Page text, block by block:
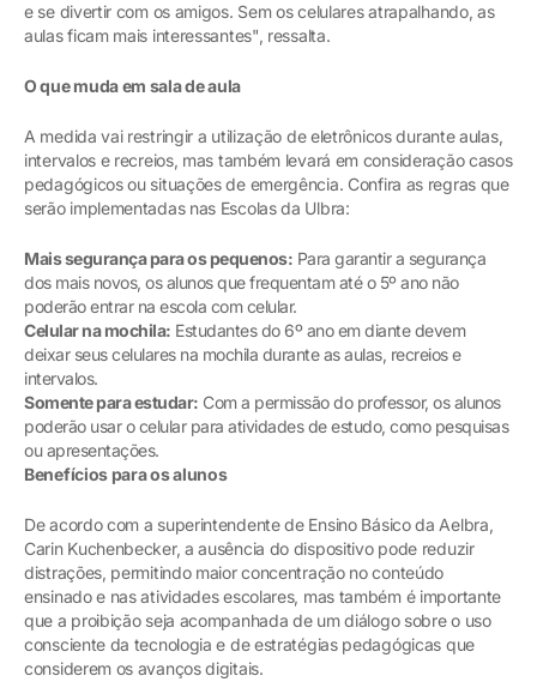
e se divertir com os amigos. Sem os celulares atrapalhando, as
aulas ficam mais interessantes", ressalta.
O que muda em sala de aula
A medida vai restringir a utilização de eletrônicos durante aulas,
intervalos e recreios, mas também levará em consideração casos
pedagógicos ou situações de emergência. Confira as regras que
serão implementadas nas Escolas da Ulbra:
Mais segurança para os pequenos: Para garantir a segurança
dos mais novos, os alunos que frequentam até o 5º ano não
poderão entrar na escola com celular.
Celular na mochila: Estudantes do 6º ano em diante devem
deixar seus celulares na mochila durante as aulas, recreios e
intervalos.
Somente para estudar: Com a permissão do professor, os alunos
poderão usar o celular para atividades de estudo, como pesquisas
ou apresentações.
Benefícios para os alunos
De acordo com a superintendente de Ensino Básico da Aelbra,
Carin Kuchenbecker, a ausência do dispositivo pode reduzir
distrações, permitindo maior concentração no conteúdo
ensinado e nas atividades escolares, mas também é importante
que a proibição seja acompanhada de um diálogo sobre o uso
consciente da tecnologia e de estratégias pedagógicas que
considerem os avanços digitais.